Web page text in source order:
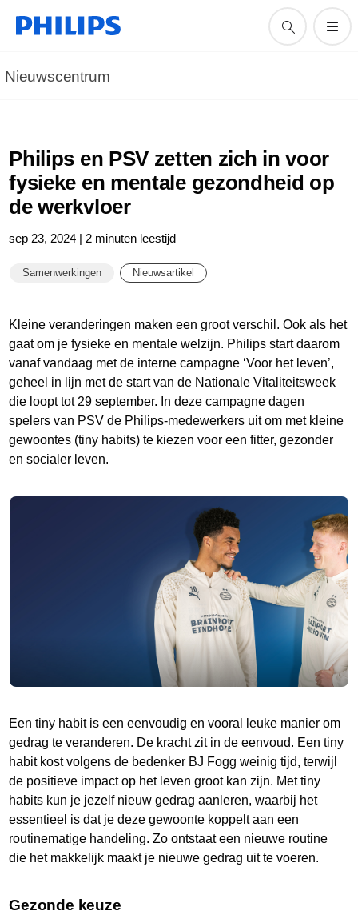
Nieuwscentrum
Philips en PSV zetten zich in voor
fysieke en mentale gezondheid op
de werkvloer
sep 23, 2024 | 2 minuten leestijd
Samenwerkingen Nieuwsartikel
Kleine veranderingen maken een groot verschil. Ook als het
gaat om je fysieke en mentale welzijn. Philips start daarom
vanaf vandaag met de interne campagne ‘Voor het leven’,
geheel in lijn met de start van de Nationale Vitaliteitsweek
die loopt tot 29 september. In deze campagne dagen
spelers van PSV de Philips-medewerkers uit om met kleine
gewoontes (tiny habits) te kiezen voor een fitter, gezonder
en socialer leven.
Een tiny habit is een eenvoudig en vooral leuke manier om
gedrag te veranderen. De kracht zit in de eenvoud. Een tiny
habit kost volgens de bedenker BJ Fogg weinig tijd, terwijl
de positieve impact op het leven groot kan zijn. Met tiny
habits kun je jezelf nieuw gedrag aanleren, waarbij het
essentieel is dat je deze gewoonte koppelt aan een
routinematige handeling. Zo ontstaat een nieuwe routine
die het makkelijk maakt je nieuwe gedrag uit te voeren.
Gezonde keuze